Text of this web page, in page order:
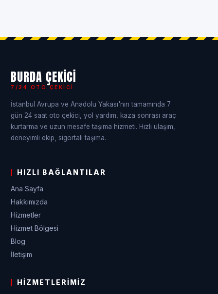
BURDA ÇEKICI
7/24 OTO ÇEKICI
İstanbul Avrupa ve Anadolu Yakası'nın tamamında 7
gün 24 saat oto çekici, yol yardım, kaza sonrası araç
kurtarma ve uzun mesafe taşıma hizmeti. Hızlı ulaşım,
deneyimli ekip, sigortalı taşıma.
HIZLI BAĞLANTILAR
Ana Sayfa
Hakkımızda
Hizmetler
Hizmet Bölgesi
Blog
İletişim
HIZMETLERIMIZ